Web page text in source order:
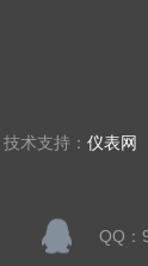
术支持： 仪表网
QQ：